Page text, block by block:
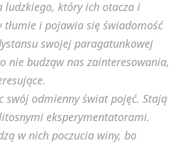
który ich otacza i
tłumie i pojawia się świadomość
swojej paragatunkowej
nie budząw nas zainteresowania,
swój odmienny świat pojęć. Stają
eksperymentatorami.
w nich poczucia winy, bo